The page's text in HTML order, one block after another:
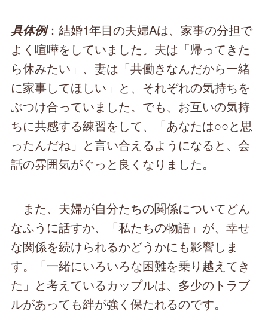
具体例：結婚1年目の夫婦Aは、家事の分担で
よく喧嘩をしていました。夫は「帰ってきた
ら休みたい」、妻は「共働きなんだから一緒
に家事してほしい」と、それぞれの気持ちを
ぶつけ合っていました。でも、お互いの気持
ちに共感する練習をして、「あなたは○○と思
ったんだね」と言い合えるようになると、会
話の雰囲気がぐっと良くなりました。
また、夫婦が自分たちの関係についてどん
なふうに話すか、「私たちの物語」が、幸せ
な関係を続けられるかどうかにも影響しま
す。「一緒にいろいろな困難を乗り越えてき
た」と考えているカップルは、多少のトラブ
ルがあっても絆が強く保たれるのです。